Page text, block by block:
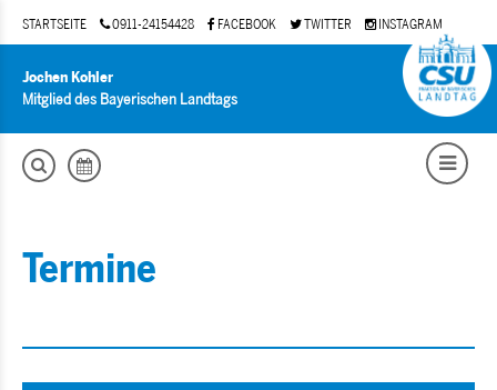
STARTSEITE 0911-24154428 FACEBOOK TWITTER INSTAGRAM
Jochen Kohler
Mitglied des Bayerischen Landtags
Termine